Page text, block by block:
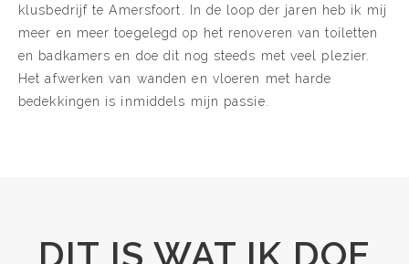
klusbedrijf te Amersfoort. In de loop der jaren heb ik mij
meer en meer toegelegd op het renoveren van toiletten
en badkamers en doe dit nog steeds met veel plezier.
Het afwerken van wanden en vloeren met harde
bedekkingen is inmiddels mijn passie.
DIT IS WAT IK DOE